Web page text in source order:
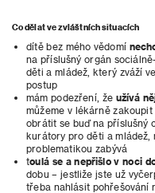
Co dělat ve zvláštních situacích
dítě bez mého vědomí
na příslušný orgán
děti a mládež, který zváží
postup
mám podezření, že užívá
můžeme v lékárně
obrátit se buď na příslušný
kurátory pro děti a
problematikou zabývá
toulá se a nepřišlo v noci
dobu – jestliže jste už
třeba nahlásit pohřešování